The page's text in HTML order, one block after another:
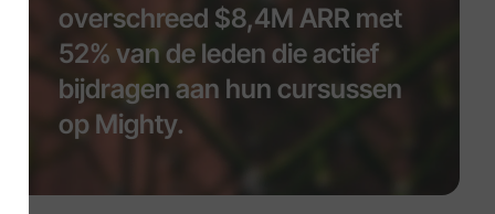
overschreed $8,4M ARR met
52% van de leden die actief
bijdragen aan hun cursussen
op Mighty.